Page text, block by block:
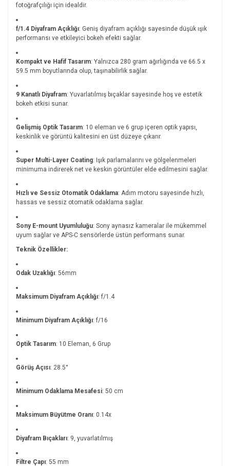
fotoğrafçılığı için idealdir.
f/1.4 Diyafram Açıklığı: Geniş diyafram açıklığı sayesinde düşük ışık
performansı ve etkileyici bokeh efekti sağlar.
Kompakt ve Hafif Tasarım: Yalnızca 280 gram ağırlığında ve 66.5 x
59.5 mm boyutlarında olup, taşınabilirlik sağlar.
9 Kanatlı Diyafram: Yuvarlatılmış bıçaklar sayesinde hoş ve estetik
bokeh etkisi sunar.
Gelişmiş Optik Tasarım: 10 eleman ve 6 grup içeren optik yapısı,
keskinlik ve görüntü kalitesini en üst düzeye çıkarır.
Super Multi-Layer Coating: Işık parlamalarını ve gölgelenmeleri
minimuma indirerek net ve keskin görüntüler elde edilmesini sağlar.
Hızlı ve Sessiz Otomatik Odaklama: Adım motoru sayesinde hızlı,
hassas ve sessiz otomatik odaklama sağlar.
Sony E-mount Uyumluluğu: Sony aynasız kameralar ile mükemmel
uyum sağlar ve APS-C sensörlerde üstün performans sunar.
Teknik Özellikler:
Odak Uzaklığı: 56mm
Maksimum Diyafram Açıklığı: f/1.4
Minimum Diyafram Açıklığı: f/16
Optik Tasarım: 10 Eleman, 6 Grup
Görüş Açısı: 28.5°
Minimum Odaklama Mesafesi: 50 cm
Maksimum Büyütme Oranı: 0.14x
Diyafram Bıçakları: 9, yuvarlatılmış
Filtre Çapı: 55 mm